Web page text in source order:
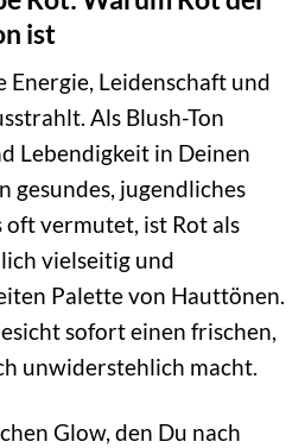
ist
Energie, Leidenschaft und
Als Blush-Ton
Lebendigkeit in Deinen
gesundes, jugendliches
oft vermutet, ist Rot als
vielseitig und
Palette von Hauttönen.
sofort einen frischen,
unwiderstehlich macht.
Glow, den Du nach